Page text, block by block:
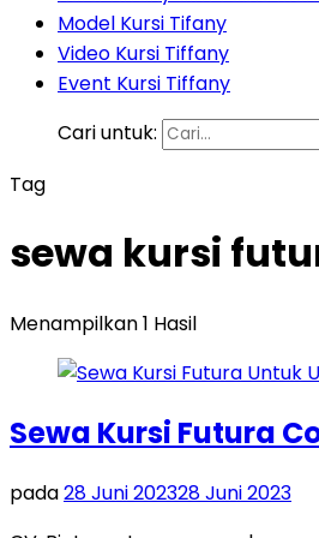
Model Kursi Tifany
Video Kursi Tiffany
Event Kursi Tiffany
Cari untuk:
Tag
sewa kursi
Menampilkan 1 Hasil
Sewa Kursi Futura
pada28 Juni 202328 Juni 2023